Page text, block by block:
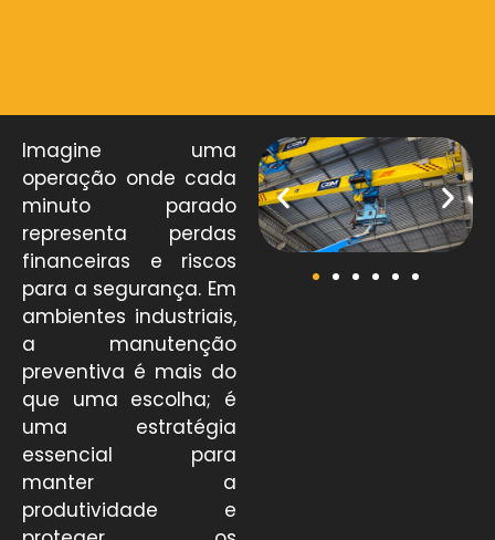
Imagine uma
operação onde cada
minuto parado
representa perdas
financeiras e riscos
para a segurança. Em
ambientes industriais,
a manutenção
preventiva é mais do
que uma escolha; é
uma estratégia
essencial para
manter a
produtividade e